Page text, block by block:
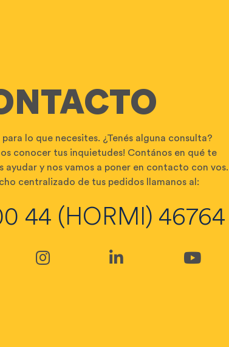
para lo que necesites. ¿Tenés alguna consulta?
conocer tus inquietudes! Contános en qué te
ayudar y nos vamos a poner en contacto con vos.
centralizado de tus pedidos llamanos al:
44 (HORMI) 46764